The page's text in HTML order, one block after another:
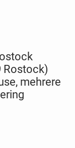
Rostock)
mehrere